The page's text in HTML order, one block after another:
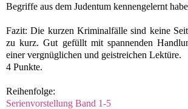
Begriffe aus dem Judentum kennengelernt
Fazit: Die kurzen Kriminalfälle sind keine
zu kurz. Gut gefüllt mit spannenden
einer vergnüglichen und geistreichen Lektüre.
4 Punkte.
Reihenfolge:
Serienvorstellung Band 1-5